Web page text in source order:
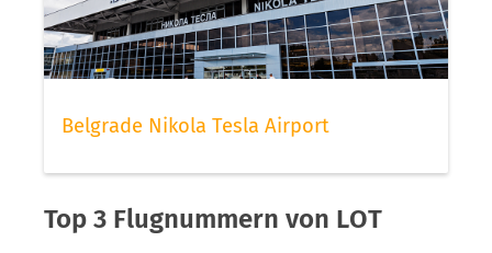
Belgrade Nikola Tesla Airport
Top 3 Flugnummern von LOT